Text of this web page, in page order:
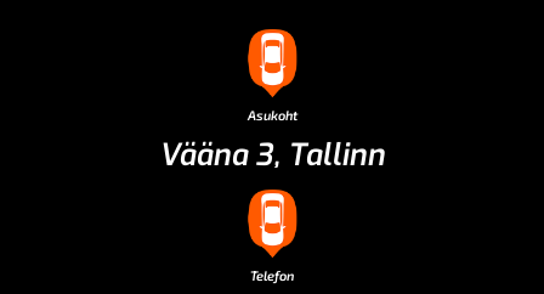
Asukoht
Vääna 3, Tallinn
Telefon